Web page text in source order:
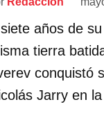
años de
tierra
conquistó
Jarry en